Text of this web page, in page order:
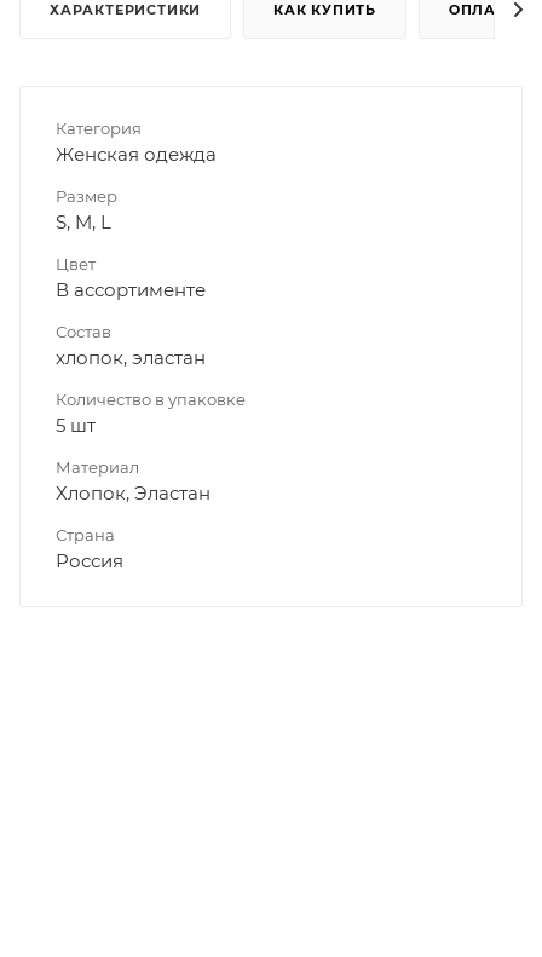
ХАРАКТЕРИСТИКИ КАК КУПИТЬ ОПЛАТА
Категория
Женская одежда
Размер
S, M, L
Цвет
В ассортименте
Состав
хлопок, эластан
Количество в упаковке
5 шт
Материал
Хлопок, Эластан
Страна
Россия